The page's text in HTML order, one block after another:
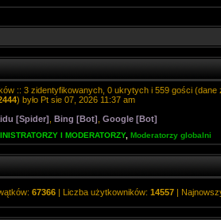
:: 3 zidentyfikowanych, 0 ukrytych i 559 gości (dane
) było Pt sie 07, 2026 11:37 am
[Spider] Bing [Bot] Google [Bot]
I MODERATORZY, Moderatorzy globalni
67366 | Liczba użytkowników: 14557 |